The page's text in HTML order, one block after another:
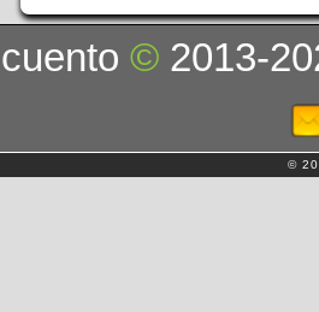
cuento© 2013-
©